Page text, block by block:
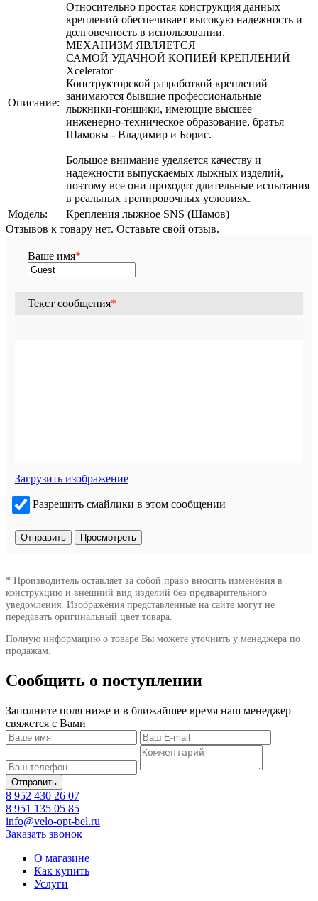
Описание:
Относительно простая конструкция данных
креплений обеспечивает высокую надежность и
долговечность в использовании.
МЕХАНИЗМ ЯВЛЯЕТСЯ
САМОЙ УДАЧНОЙ КОПИЕЙ КРЕПЛЕНИЙ
Xcelerator
Конструкторской разработкой креплений
занимаются бывшие профессиональные
лыжники-гонщики, имеющие высшее
инженерно-техническое образование, братья
Шамовы - Владимир и Борис.
Большое внимание уделяется качеству и
надежности выпускаемых лыжных изделий,
поэтому все они проходят длительные испытания
в реальных тренировочных условиях.
Модель:
Крепления лыжное SNS (Шамов)
Отзывов к товару нет. Оставьте свой отзыв.
Ваше имя*
Текст сообщения*
Загрузить изображение
Разрешить смайлики в этом сообщении
* Производитель оставляет за собой право вносить изменения в
конструкцию и внешний вид изделий без предварительного
уведомления. Изображения представленные на сайте могут не
передавать оригинальный цвет товара.
Полную информацию о товаре Вы можете уточнить у менеджера по
продажам.
Сообщить о поступлении
Заполните поля ниже и в ближайшее время наш менеджер
свяжется с Вами
8 952 430 26 07
8 951 135 05 85
info@velo-opt-bel.ru
Заказать звонок
О магазине
Как купить
Услуги